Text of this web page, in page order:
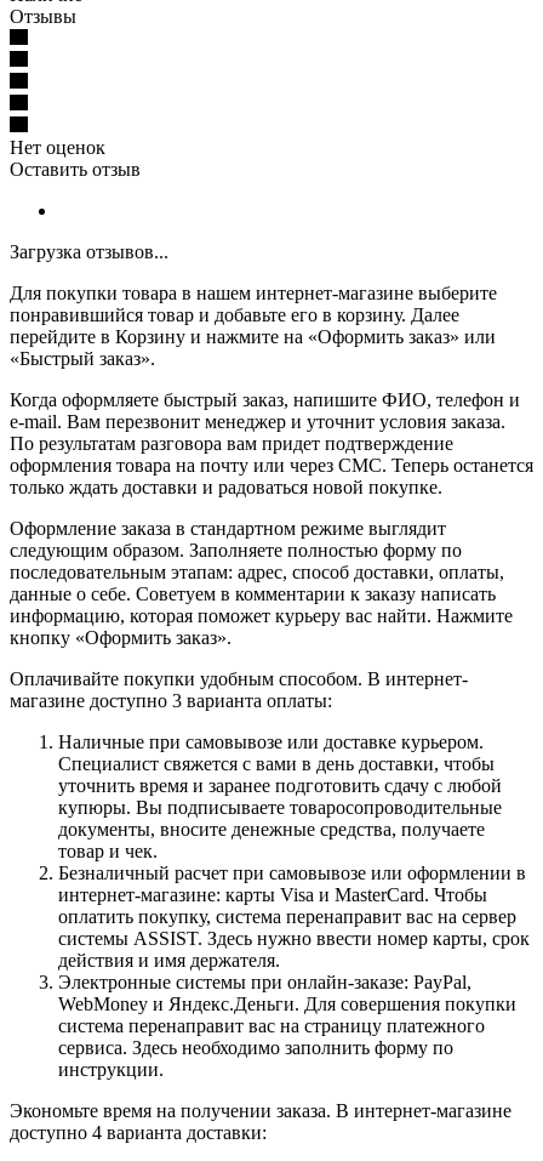
Отзывы
Нет оценок
Оставить отзыв
Загрузка отзывов...
Для покупки товара в нашем интернет-магазине выберите
понравившийся товар и добавьте его в корзину. Далее
перейдите в Корзину и нажмите на «Оформить заказ» или
«Быстрый заказ».
Когда оформляете быстрый заказ, напишите ФИО, телефон и
e-mail. Вам перезвонит менеджер и уточнит условия заказа.
По результатам разговора вам придет подтверждение
оформления товара на почту или через СМС. Теперь останется
только ждать доставки и радоваться новой покупке.
Оформление заказа в стандартном режиме выглядит
следующим образом. Заполняете полностью форму по
последовательным этапам: адрес, способ доставки, оплаты,
данные о себе. Советуем в комментарии к заказу написать
информацию, которая поможет курьеру вас найти. Нажмите
кнопку «Оформить заказ».
Оплачивайте покупки удобным способом. В интернет-
магазине доступно 3 варианта оплаты:
Наличные при самовывозе или доставке курьером.
Специалист свяжется с вами в день доставки, чтобы
уточнить время и заранее подготовить сдачу с любой
купюры. Вы подписываете товаросопроводительные
документы, вносите денежные средства, получаете
товар и чек.
Безналичный расчет при самовывозе или оформлении в
интернет-магазине: карты Visa и MasterCard. Чтобы
оплатить покупку, система перенаправит вас на сервер
системы ASSIST. Здесь нужно ввести номер карты, срок
действия и имя держателя.
Электронные системы при онлайн-заказе: PayPal,
WebMoney и Яндекс.Деньги. Для совершения покупки
система перенаправит вас на страницу платежного
сервиса. Здесь необходимо заполнить форму по
инструкции.
Экономьте время на получении заказа. В интернет-магазине
доступно 4 варианта доставки: